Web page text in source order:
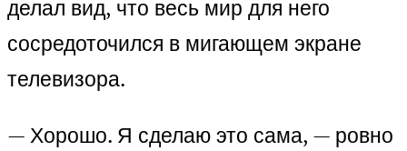
делал вид, что весь мир для него
сосредоточился в мигающем экране
телевизора.
— Хорошо. Я сделаю это сама, — ровно